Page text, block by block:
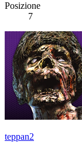
Posizione
7
teppan2